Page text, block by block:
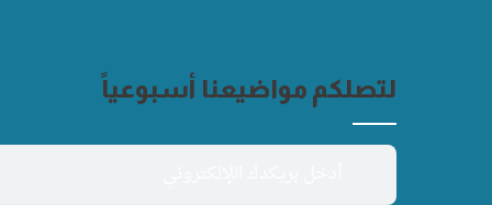
لتصلكم مواضيعنا أسبوعياً